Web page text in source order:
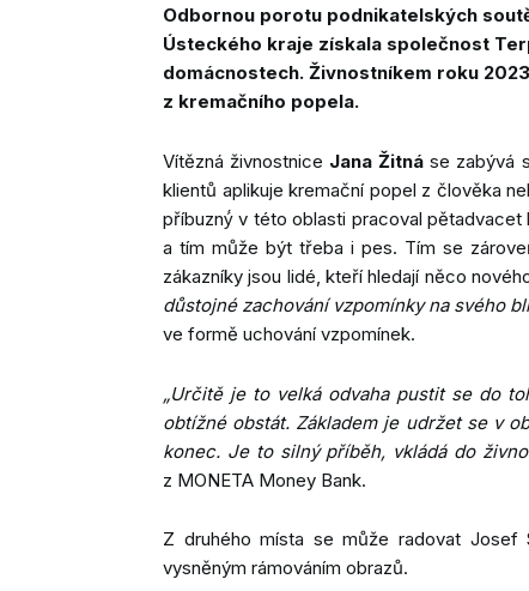
Odbornou porotu podnikatelských
Ústeckého kraje získala společnost
domácnostech. Živnostníkem roku
z kremačního popela.
Vítězná živnostnice Jana Žitná se zabývá
klientů aplikuje kremační popel z člověka
příbuzný́ v této oblasti pracoval pětadvacet
a tím může být třeba i pes. Tím se
zákazníky jsou lidé, kteří hledají něco
důstojné zachování vzpomínky na svého
ve formě uchování vzpomínek.
„Určitě je to velká odvaha pustit se do
obtížné obstát. Základem je udržet se v
konec. Je to silný příběh, vkládá do
z MONETA Money Bank.
Z druhého místa se může radovat Josef
vysněným rámováním obrazů.